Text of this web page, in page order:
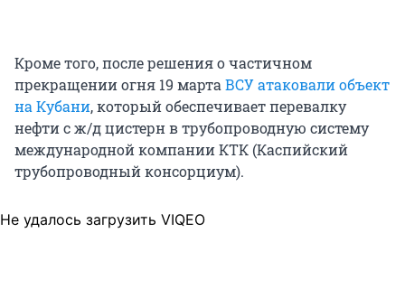
Кроме того, после решения о частичном
прекращении огня 19 марта ВСУ атаковали объект
на Кубани, который обеспечивает перевалку
нефти с ж/д цистерн в трубопроводную систему
международной компании КТК (Каспийский
трубопроводный консорциум).
Не удалось загрузить VIQEO